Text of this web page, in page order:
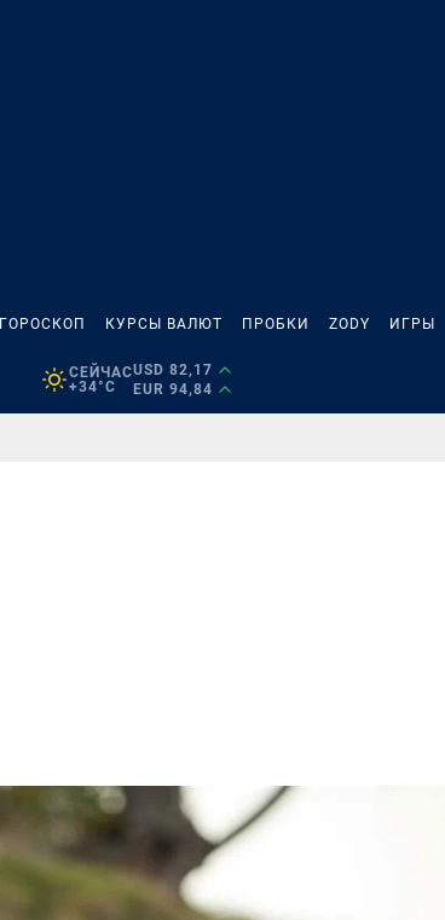
ГОРОСКОП КУРСЫ ВАЛЮТ ПРОБКИ ZODY ИГРЫ
СЕЙЧАС
+34°C
USD 82,17
EUR 94,84